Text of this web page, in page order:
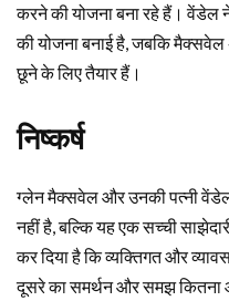
करने की योजना बना रहे हैं। वेंडेल
की योजना बनाई है, जबकि
छूने के लिए तैयार हैं।
निष्कर्ष
ग्लेन मैक्सवेल और उनकी पत्नी
नहीं है, बल्कि यह एक सच्ची
कर दिया है कि व्यक्तिगत और
दूसरे का समर्थन और समझ